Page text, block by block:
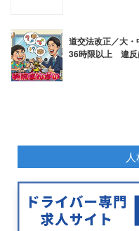
道交法改正／大
36時限以上 違反